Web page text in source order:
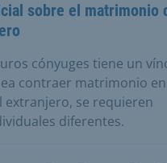
sobre el matrimonio
cónyuges tiene un
contraer matrimonio en
extranjero, se requieren
diferentes.